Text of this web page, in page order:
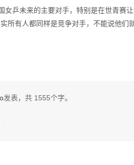
女乒未来的主要对手，特别是在世青赛
所有人都同样是竞争对手，不能说他们
发表，共 1555个字。